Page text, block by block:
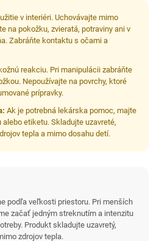
v interiéri. Uchovávajte mimo
na pokožku, zvieratá, potraviny ani v
Zabráňte kontaktu s očami a
reakciu. Pri manipulácii zabráňte
Nepoužívajte na povrchy, ktoré
prípravky.
Ak je potrebná lekárska pomoc, majte
alebo etiketu. Skladujte uzavreté,
tepla a mimo dosahu detí.
podľa veľkosti priestoru. Pri menších
začať jedným streknutím a intenzitu
Produkt skladujte uzavretý,
zdrojov tepla.